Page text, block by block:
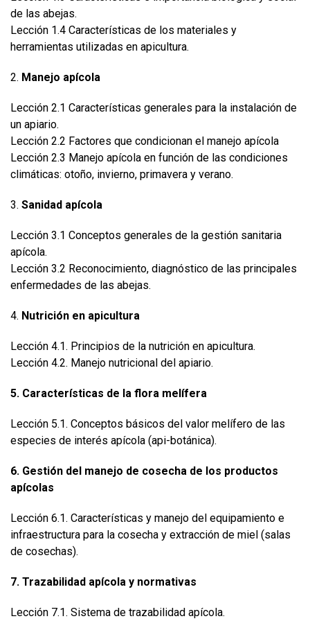
de las abejas.
Lección 1.4 Características de los materiales y
herramientas utilizadas en apicultura.
2. Manejo apícola
Lección 2.1 Características generales para la instalación de
un apiario.
Lección 2.2 Factores que condicionan el manejo apícola
Lección 2.3 Manejo apícola en función de las condiciones
climáticas: otoño, invierno, primavera y verano.
3. Sanidad apícola
Lección 3.1 Conceptos generales de la gestión sanitaria
apícola.
Lección 3.2 Reconocimiento, diagnóstico de las principales
enfermedades de las abejas.
4. Nutrición en apicultura
Lección 4.1. Principios de la nutrición en apicultura.
Lección 4.2. Manejo nutricional del apiario.
5. Características de la flora melífera
Lección 5.1. Conceptos básicos del valor melífero de las
especies de interés apícola (api-botánica).
6. Gestión del manejo de cosecha de los productos
apícolas
Lección 6.1. Características y manejo del equipamiento e
infraestructura para la cosecha y extracción de miel (salas
de cosechas).
7. Trazabilidad apícola y normativas
Lección 7.1. Sistema de trazabilidad apícola.